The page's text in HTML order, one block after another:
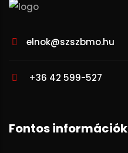
elnok@szszbmo.hu
+36 42 599-527
Fontos információk